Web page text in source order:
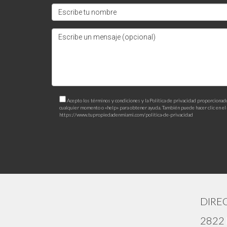
promedio del 60% al 80% ofrece un potencial
Héctor Farfán, experto inmobiliario con amplia
Acepto los términos y condiciones y la Política de privacidad
cualquier momento o «help» para obtener ayuda. También puede hacer clic en
https://www.tupropiedadenmiami.com/politica-de-privacidad
2822